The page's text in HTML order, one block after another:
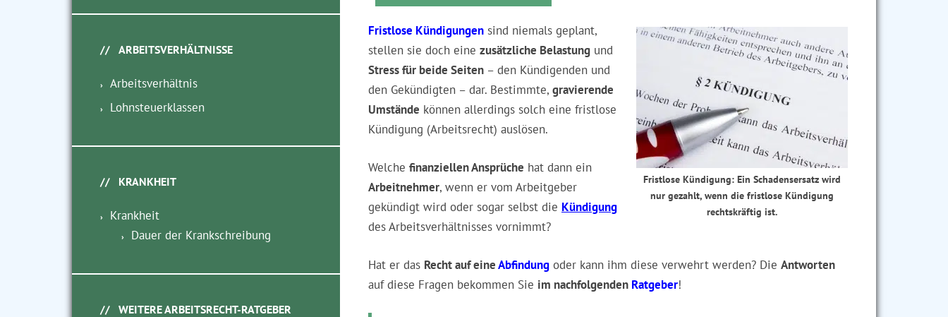
Fristlose Kündigung: Ein Schadensersatz wird
nur gezahlt, wenn die fristlose Kündigung
rechtskräftig ist.
Fristlose Kündigungen sind niemals geplant,
stellen sie doch eine zusätzliche Belastung und
Stress für beide Seiten – den Kündigenden und
den Gekündigten – dar. Bestimmte, gravierende
Umstände können allerdings solch eine fristlose
Kündigung (Arbeitsrecht) auslösen.
Welche finanziellen Ansprüche hat dann ein
Arbeitnehmer, wenn er vom Arbeitgeber
gekündigt wird oder sogar selbst die Kündigung
des Arbeitsverhältnisses vornimmt?
Hat er das Recht auf eineAbfindung oder kann ihm diese verwehrt werden? Die Antworten
auf diese Fragen bekommen Sie im nachfolgenden Ratgeber!
ARBEITSVERHÄLTNISSE
Arbeitsverhältnis
Lohnsteuerklassen
KRANKHEIT
Krankheit
Dauer der Krankschreibung
WEITERE ARBEITSRECHT-RATGEBER